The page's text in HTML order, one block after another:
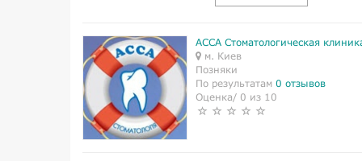
АССА Стоматологическая
м. Киев
Позняки
По результатам 0 отзывов
Оценка/ 0 из 10